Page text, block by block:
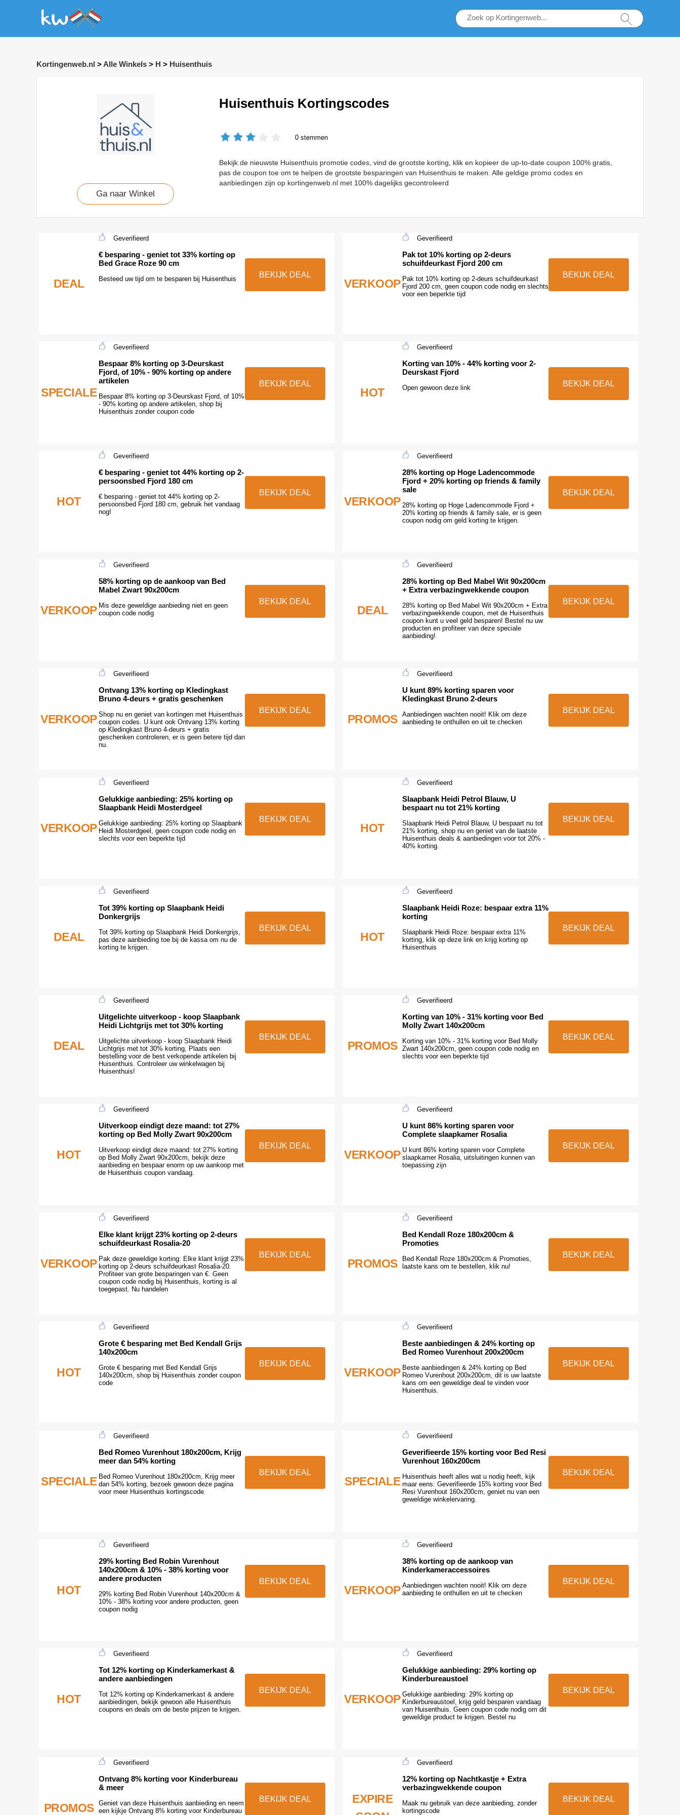
Kortingenweb.nl > Alle Winkels > H > Huisenthuis
Ga naar Winkel
Huisenthuis Kortingscodes
0 stemmen
Bekijk de nieuwste Huisenthuis promotie codes, vind de grootste korting, klik en kopieer de up-to-date coupon 100% gratis,
pas de coupon toe om te helpen de grootste besparingen van Huisenthuis te maken. Alle geldige promo codes en
aanbiedingen zijn op kortingenweb.nl met 100% dagelijks gecontroleerd
DEAL
Geverifieerd
€ besparing - geniet tot 33% korting op
Bed Grace Roze 90 cm
Besteed uw tijd om te besparen bij Huisenthuis BEKIJK DEAL
VERKOOP
Geverifieerd
Pak tot 10% korting op 2-deurs
schuifdeurkast Fjord 200 cm
Pak tot 10% korting op 2-deurs schuifdeurkast
Fjord 200 cm, geen coupon code nodig en slechts
voor een beperkte tijd
BEKIJK DEAL
SPECIALE
Geverifieerd
Bespaar 8% korting op 3-Deurskast
Fjord, of 10% - 90% korting op andere
artikelen
Bespaar 8% korting op 3-Deurskast Fjord, of 10%
- 90% korting op andere artikelen, shop bij
Huisenthuis zonder coupon code
BEKIJK DEAL
HOT
Geverifieerd
Korting van 10% - 44% korting voor 2-
Deurskast Fjord
Open gewoon deze link BEKIJK DEAL
HOT
Geverifieerd
€ besparing - geniet tot 44% korting op 2-
persoonsbed Fjord 180 cm
€ besparing - geniet tot 44% korting op 2-
persoonsbed Fjord 180 cm, gebruik het vandaag
nog!
BEKIJK DEAL
VERKOOP
Geverifieerd
28% korting op Hoge Ladencommode
Fjord + 20% korting op friends & family
sale
28% korting op Hoge Ladencommode Fjord +
20% korting op friends & family sale, er is geen
coupon nodig om geld korting te krijgen.
BEKIJK DEAL
VERKOOP
Geverifieerd
58% korting op de aankoop van Bed
Mabel Zwart 90x200cm
Mis deze geweldige aanbieding niet en geen
coupon code nodig
BEKIJK DEAL
DEAL
Geverifieerd
28% korting op Bed Mabel Wit 90x200cm
+ Extra verbazingwekkende coupon
28% korting op Bed Mabel Wit 90x200cm + Extra
verbazingwekkende coupon, met de Huisenthuis
coupon kunt u veel geld besparen! Bestel nu uw
producten en profiteer van deze speciale
aanbieding!
BEKIJK DEAL
VERKOOP
Geverifieerd
Ontvang 13% korting op Kledingkast
Bruno 4-deurs + gratis geschenken
Shop nu en geniet van kortingen met Huisenthuis
coupon codes. U kunt ook Ontvang 13% korting
op Kledingkast Bruno 4-deurs + gratis
geschenken controleren, er is geen betere tijd dan
nu.
BEKIJK DEAL
PROMOS
Geverifieerd
U kunt 89% korting sparen voor
Kledingkast Bruno 2-deurs
Aanbiedingen wachten nooit! Klik om deze
aanbieding te onthullen en uit te checken
BEKIJK DEAL
VERKOOP
Geverifieerd
Gelukkige aanbieding: 25% korting op
Slaapbank Heidi Mosterdgeel
Gelukkige aanbieding: 25% korting op Slaapbank
Heidi Mosterdgeel, geen coupon code nodig en
slechts voor een beperkte tijd
BEKIJK DEAL
HOT
Geverifieerd
Slaapbank Heidi Petrol Blauw, U
bespaart nu tot 21% korting
Slaapbank Heidi Petrol Blauw, U bespaart nu tot
21% korting, shop nu en geniet van de laatste
Huisenthuis deals & aanbiedingen voor tot 20% -
40% korting.
BEKIJK DEAL
DEAL
Geverifieerd
Tot 39% korting op Slaapbank Heidi
Donkergrijs
Tot 39% korting op Slaapbank Heidi Donkergrijs,
pas deze aanbieding toe bij de kassa om nu de
korting te krijgen.
BEKIJK DEAL
HOT
Geverifieerd
Slaapbank Heidi Roze: bespaar extra 11%
korting
Slaapbank Heidi Roze: bespaar extra 11%
korting, klik op deze link en krijg korting op
Huisenthuis
BEKIJK DEAL
DEAL
Geverifieerd
Uitgelichte uitverkoop - koop Slaapbank
Heidi Lichtgrijs met tot 30% korting
Uitgelichte uitverkoop - koop Slaapbank Heidi
Lichtgrijs met tot 30% korting, Plaats een
bestelling voor de best verkopende artikelen bij
Huisenthuis. Controleer uw winkelwagen bij
Huisenthuis!
BEKIJK DEAL
PROMOS
Geverifieerd
Korting van 10% - 31% korting voor Bed
Molly Zwart 140x200cm
Korting van 10% - 31% korting voor Bed Molly
Zwart 140x200cm, geen coupon code nodig en
slechts voor een beperkte tijd
BEKIJK DEAL
HOT
Geverifieerd
Uitverkoop eindigt deze maand: tot 27%
korting op Bed Molly Zwart 90x200cm
Uitverkoop eindigt deze maand: tot 27% korting
op Bed Molly Zwart 90x200cm, bekijk deze
aanbieding en bespaar enorm op uw aankoop met
de Huisenthuis coupon vandaag.
BEKIJK DEAL
VERKOOP
Geverifieerd
U kunt 86% korting sparen voor
Complete slaapkamer Rosalia
U kunt 86% korting sparen voor Complete
slaapkamer Rosalia, uitsluitingen kunnen van
toepassing zijn
BEKIJK DEAL
VERKOOP
Geverifieerd
Elke klant krijgt 23% korting op 2-deurs
schuifdeurkast Rosalia-20
Pak deze geweldige korting: Elke klant krijgt 23%
korting op 2-deurs schuifdeurkast Rosalia-20.
Profiteer van grote besparingen van €. Geen
coupon code nodig bij Huisenthuis, korting is al
toegepast. Nu handelen
BEKIJK DEAL
PROMOS
Geverifieerd
Bed Kendall Roze 180x200cm &
Promoties
Bed Kendall Roze 180x200cm & Promoties,
laatste kans om te bestellen, klik nu!
BEKIJK DEAL
HOT
Geverifieerd
Grote € besparing met Bed Kendall Grijs
140x200cm
Grote € besparing met Bed Kendall Grijs
140x200cm, shop bij Huisenthuis zonder coupon
code
BEKIJK DEAL
VERKOOP
Geverifieerd
Beste aanbiedingen & 24% korting op
Bed Romeo Vurenhout 200x200cm
Beste aanbiedingen & 24% korting op Bed
Romeo Vurenhout 200x200cm, dit is uw laatste
kans om een geweldige deal te vinden voor
Huisenthuis.
BEKIJK DEAL
SPECIALE
Geverifieerd
Bed Romeo Vurenhout 180x200cm, Krijg
meer dan 54% korting
Bed Romeo Vurenhout 180x200cm, Krijg meer
dan 54% korting, bezoek gewoon deze pagina
voor meer Huisenthuis kortingscode
BEKIJK DEAL
SPECIALE
Geverifieerd
Geverifieerde 15% korting voor Bed Resi
Vurenhout 160x200cm
Huisenthuis heeft alles wat u nodig heeft, kijk
maar eens: Geverifieerde 15% korting voor Bed
Resi Vurenhout 160x200cm, geniet nu van een
geweldige winkelervaring.
BEKIJK DEAL
HOT
Geverifieerd
29% korting Bed Robin Vurenhout
140x200cm & 10% - 38% korting voor
andere producten
29% korting Bed Robin Vurenhout 140x200cm &
10% - 38% korting voor andere producten, geen
coupon nodig
BEKIJK DEAL
VERKOOP
Geverifieerd
38% korting op de aankoop van
Kinderkameraccessoires
Aanbiedingen wachten nooit! Klik om deze
aanbieding te onthullen en uit te checken
BEKIJK DEAL
HOT
Geverifieerd
Tot 12% korting op Kinderkamerkast &
andere aanbiedingen
Tot 12% korting op Kinderkamerkast & andere
aanbiedingen, bekijk gewoon alle Huisenthuis
coupons en deals om de beste prijzen te krijgen.
BEKIJK DEAL
VERKOOP
Geverifieerd
Gelukkige aanbieding: 29% korting op
Kinderbureaustoel
Gelukkige aanbieding: 29% korting op
Kinderbureaustoel, krijg geld besparen vandaag
van Huisenthuis. Geen coupon code nodig om dit
geweldige product te krijgen. Bestel nu
BEKIJK DEAL
PROMOS
Geverifieerd
Ontvang 8% korting voor Kinderbureau
& meer
Geniet van deze Huisenthuis aanbieding en neem
een kijkje Ontvang 8% korting voor Kinderbureau
BEKIJK DEAL
EXPIRE
Geverifieerd
12% korting op Nachtkastje + Extra
verbazingwekkende coupon
Maak nu gebruik van deze aanbieding, zonder
kortingscode
BEKIJK DEAL